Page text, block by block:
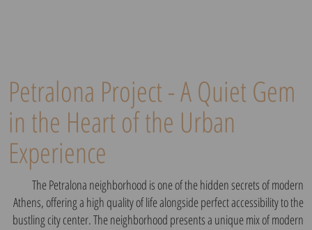
Petralona Project - A Quiet Gem
in the Heart of the Urban
Experience
The Petralona neighborhood is one of the hidden secrets of modern
Athens, offering a high quality of life alongside perfect accessibility to the
bustling city center. The neighborhood presents a unique mix of modern